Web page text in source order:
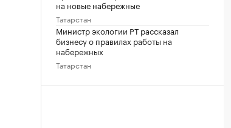
на новые набережные
Татарстан
Министр экологии РТ рассказал
бизнесу о правилах работы на
набережных
Татарстан